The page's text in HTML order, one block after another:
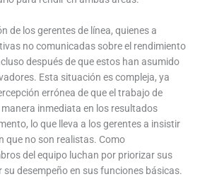
de los gerentes de línea, quienes a
no comunicadas sobre el rendimiento
después de que estos han asumido
Esta situación es compleja, ya
errónea de que el trabajo de
inmediata en los resultados
lo que lleva a los gerentes a insistir
que no son realistas. Como
del equipo luchan por priorizar sus
desempeño en sus funciones básicas.